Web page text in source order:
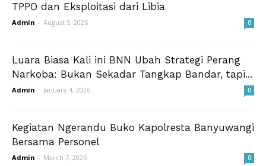
TPPO dan Eksploitasi dari Libia
Admin - August 5, 2026 0
Luara Biasa Kali ini BNN Ubah Strategi Perang
Narkoba: Bukan Sekadar Tangkap Bandar, tapi...
Admin - January 4, 2026 0
Kegiatan Ngerandu Buko Kapolresta Banyuwangi
Bersama Personel
Admin - March 7, 2026 0